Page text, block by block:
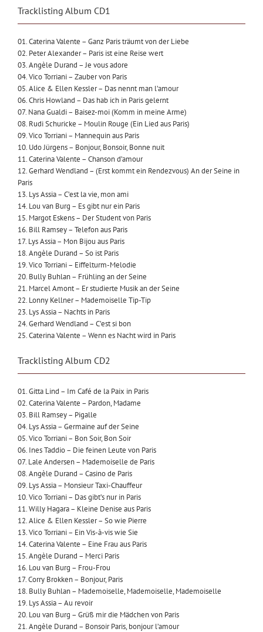
Tracklisting Album CD1
01. Caterina Valente – Ganz Paris träumt von der Liebe
02. Peter Alexander – Paris ist eine Reise wert
03. Angèle Durand – Je vous adore
04. Vico Torriani – Zauber von Paris
05. Alice & Ellen Kessler – Das nennt man l’amour
06. Chris Howland – Das hab ich in Paris gelernt
07. Nana Gualdi – Baisez-moi (Komm in meine Arme)
08. Rudi Schuricke – Moulin Rouge (Ein Lied aus Paris)
09. Vico Torriani – Mannequin aus Paris
10. Udo Jürgens – Bonjour, Bonsoir, Bonne nuit
11. Caterina Valente – Chanson d’amour
12. Gerhard Wendland – (Erst kommt ein Rendezvous) An der Seine in
Paris
13. Lys Assia – C’est la vie, mon ami
14. Lou van Burg – Es gibt nur ein Paris
15. Margot Eskens – Der Student von Paris
16. Bill Ramsey – Telefon aus Paris
17. Lys Assia – Mon Bijou aus Paris
18. Angèle Durand – So ist Paris
19. Vico Torriani – Eiffelturm-Melodie
20. Bully Buhlan – Frühling an der Seine
21. Marcel Amont – Er studierte Musik an der Seine
22. Lonny Kellner – Mademoiselle Tip-Tip
23. Lys Assia – Nachts in Paris
24. Gerhard Wendland – C’est si bon
25. Caterina Valente – Wenn es Nacht wird in Paris
Tracklisting Album CD2
01. Gitta Lind – Im Café de la Paix in Paris
02. Caterina Valente – Pardon, Madame
03. Bill Ramsey – Pigalle
04. Lys Assia – Germaine auf der Seine
05. Vico Torriani – Bon Soir, Bon Soir
06. Ines Taddio – Die feinen Leute von Paris
07. Lale Andersen – Mademoiselle de Paris
08. Angèle Durand – Casino de Paris
09. Lys Assia – Monsieur Taxi-Chauffeur
10. Vico Torriani – Das gibt’s nur in Paris
11. Willy Hagara – Kleine Denise aus Paris
12. Alice & Ellen Kessler – So wie Pierre
13. Vico Torriani – Ein Vis-à-vis wie Sie
14. Caterina Valente – Eine Frau aus Paris
15. Angèle Durand – Merci Paris
16. Lou van Burg – Frou-Frou
17. Corry Brokken – Bonjour, Paris
18. Bully Buhlan – Mademoiselle, Mademoiselle, Mademoiselle
19. Lys Assia – Au revoir
20. Lou van Burg – Grüß mir die Mädchen von Paris
21. Angèle Durand – Bonsoir Paris, bonjour l’amour